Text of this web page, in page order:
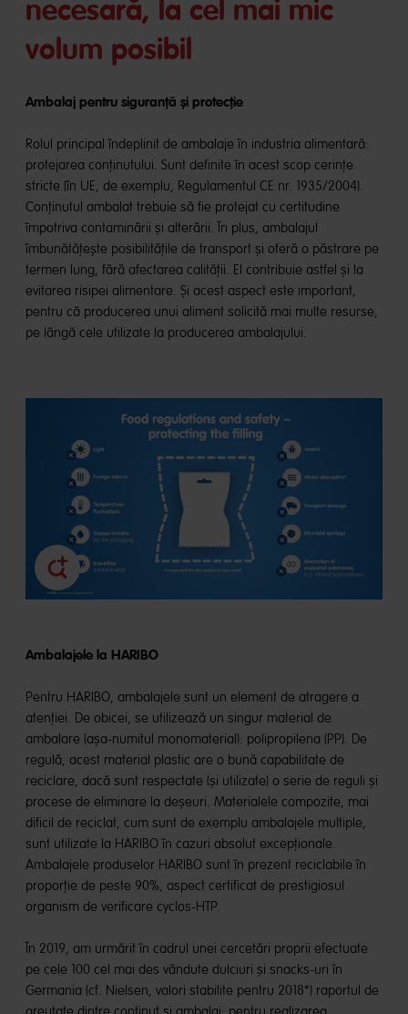
necesară, la cel mai mic
volum posibil
Ambalaj pentru siguranță și protecție
Rolul principal îndeplinit de ambalaje în industria alimentară:
protejarea conținutului. Sunt definite în acest scop cerințe
stricte (în UE, de exemplu, Regulamentul CE nr. 1935/2004).
Conținutul ambalat trebuie să fie protejat cu certitudine
împotriva contaminării și alterării. În plus, ambalajul
îmbunătățește posibilitățile de transport și oferă o păstrare pe
termen lung, fără afectarea calității. El contribuie astfel și la
evitarea risipei alimentare. Și acest aspect este important,
pentru că producerea unui aliment solicită mai multe resurse,
pe lângă cele utilizate la producerea ambalajului.
Ambalajele la HARIBO
Pentru HARIBO, ambalajele sunt un element de atragere a
atenției. De obicei, se utilizează un singur material de
ambalare (așa-numitul monomaterial): polipropilena (PP). De
regulă, acest material plastic are o bună capabilitate de
reciclare, dacă sunt respectate (și utilizate) o serie de reguli și
procese de eliminare la deșeuri. Materialele compozite, mai
dificil de reciclat, cum sunt de exemplu ambalajele multiple,
sunt utilizate la HARIBO în cazuri absolut excepționale.
Ambalajele produselor HARIBO sunt în prezent reciclabile în
proporție de peste 90%, aspect certificat de prestigiosul
organism de verificare cyclos-HTP.
În 2019, am urmărit în cadrul unei cercetări proprii efectuate
pe cele 100 cel mai des vândute dulciuri și snacks-uri în
Germania (cf. Nielsen, valori stabilite pentru 2018*) raportul de